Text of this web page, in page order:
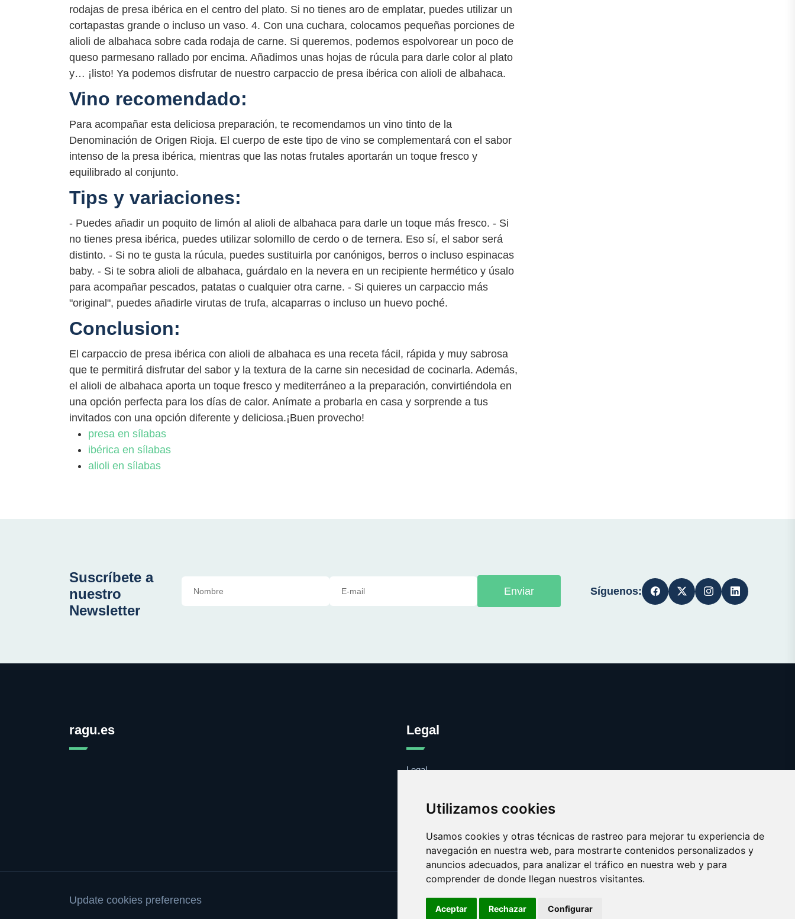
Utilizamos cookies
Usamos cookies y otras técnicas de rastreo para mejorar tu experiencia de
navegación en nuestra web, para mostrarte contenidos personalizados y
anuncios adecuados, para analizar el tráfico en nuestra web y para
comprender de donde llegan nuestros visitantes.
Aceptar Rechazar Configurar
rodajas de presa ibérica en el centro del plato. Si no tienes aro de emplatar, puedes utilizar un
cortapastas grande o incluso un vaso. 4. Con una cuchara, colocamos pequeñas porciones de
alioli de albahaca sobre cada rodaja de carne. Si queremos, podemos espolvorear un poco de
queso parmesano rallado por encima. Añadimos unas hojas de rúcula para darle color al plato
y… ¡listo! Ya podemos disfrutar de nuestro carpaccio de presa ibérica con alioli de albahaca.
Vino recomendado:
Para acompañar esta deliciosa preparación, te recomendamos un vino tinto de la
Denominación de Origen Rioja. El cuerpo de este tipo de vino se complementará con el sabor
intenso de la presa ibérica, mientras que las notas frutales aportarán un toque fresco y
equilibrado al conjunto.
Tips y variaciones:
- Puedes añadir un poquito de limón al alioli de albahaca para darle un toque más fresco. - Si
no tienes presa ibérica, puedes utilizar solomillo de cerdo o de ternera. Eso sí, el sabor será
distinto. - Si no te gusta la rúcula, puedes sustituirla por canónigos, berros o incluso espinacas
baby. - Si te sobra alioli de albahaca, guárdalo en la nevera en un recipiente hermético y úsalo
para acompañar pescados, patatas o cualquier otra carne. - Si quieres un carpaccio más
"original", puedes añadirle virutas de trufa, alcaparras o incluso un huevo poché.
Conclusion:
El carpaccio de presa ibérica con alioli de albahaca es una receta fácil, rápida y muy sabrosa
que te permitirá disfrutar del sabor y la textura de la carne sin necesidad de cocinarla. Además,
el alioli de albahaca aporta un toque fresco y mediterráneo a la preparación, convirtiéndola en
una opción perfecta para los días de calor. Anímate a probarla en casa y sorprende a tus
invitados con una opción diferente y deliciosa.¡Buen provecho!
presa en sílabas
ibérica en sílabas
alioli en sílabas
Suscríbete a
nuestro
Newsletter
Enviar Síguenos:
ragu.es Legal
Legal
Contacto
Update cookies preferences